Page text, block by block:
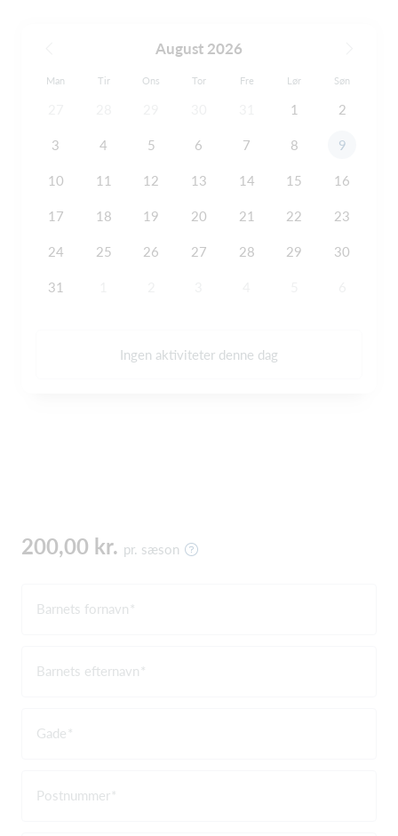
August 2026
Man Tir Ons Tor Fre Lør Søn
1 2
3 4 5 6 7 8 9
10 11 12 13 14 15 16
17 18 19 20 21 22 23
24 25 26 27 28 29 30
31
Ingen aktiviteter denne dag
200,00 kr. pr. sæson
Barnets fornavn
Barnets efternavn
Gade
Postnummer